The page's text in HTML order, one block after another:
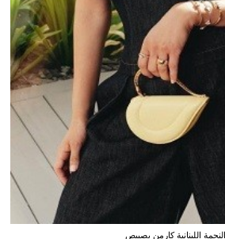
النجمة اللبنانية كارمن بصيبص